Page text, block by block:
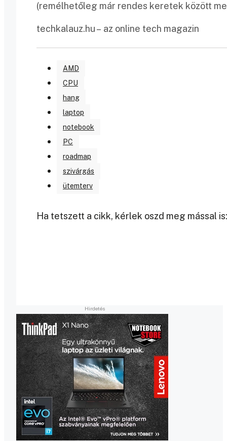
(remélhetőleg már rendes keretek között
techkalauz.hu – az online tech magazin
AMD
CPU
hang
laptop
notebook
PC
roadmap
szivárgás
ütemterv
Ha tetszett a cikk, kérlek oszd meg mással is: